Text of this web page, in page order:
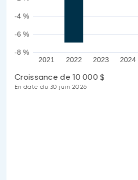
-8 %
-6 %
-4 %
2021 2022 2023 2024
Croissance de 10 000 $
En date du 30 juin 2026